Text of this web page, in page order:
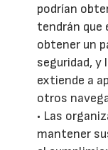
podrían
tendrán que
obtener un
seguridad, y
extiende a
otros
• Las
mantener